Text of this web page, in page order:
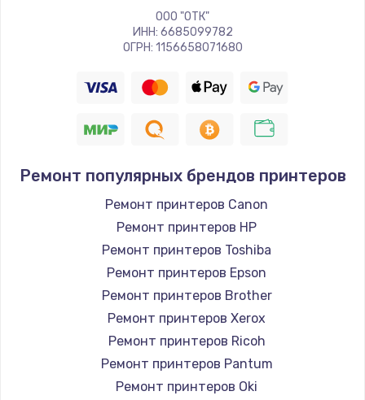
Заказать
Прошивка / разблокировка
Заказать
Замена разъема питания
Заказать
Замена шлейфа
450 руб.
Заказать
Замена кнопки
750 руб.
Заказать
ООО "ОТК"
ИНН: 6685099782
ОГРН: 1156658071680
Ремонт популярных брендов принтеров
Ремонт принтеров Canon
Ремонт принтеров HP
Ремонт принтеров Toshiba
Ремонт принтеров Epson
Ремонт принтеров Brother
Ремонт принтеров Xerox
Ремонт принтеров Ricoh
Ремонт принтеров Pantum
Ремонт принтеров Oki